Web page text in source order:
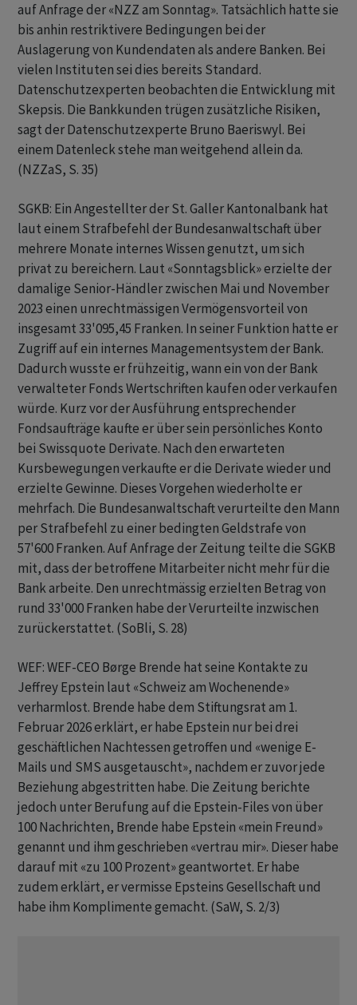
auf Anfrage der «NZZ am Sonntag». Tatsächlich hatte sie
bis anhin restriktivere Bedingungen bei der
Auslagerung von Kundendaten als andere Banken. Bei
vielen Instituten sei dies bereits Standard.
Datenschutzexperten beobachten die Entwicklung mit
Skepsis. Die Bankkunden trügen zusätzliche Risiken,
sagt der Datenschutzexperte Bruno Baeriswyl. Bei
einem Datenleck stehe man weitgehend allein da.
(NZZaS, S. 35)
SGKB: Ein Angestellter der St. Galler Kantonalbank hat
laut einem Strafbefehl der Bundesanwaltschaft über
mehrere Monate internes Wissen genutzt, um sich
privat zu bereichern. Laut «Sonntagsblick» erzielte der
damalige Senior-Händler zwischen Mai und November
2023 einen unrechtmässigen Vermögensvorteil von
insgesamt 33'095,45 Franken. In seiner Funktion hatte er
Zugriff auf ein internes Managementsystem der Bank.
Dadurch wusste er frühzeitig, wann ein von der Bank
verwalteter Fonds Wertschriften kaufen oder verkaufen
würde. Kurz vor der Ausführung entsprechender
Fondsaufträge kaufte er über sein persönliches Konto
bei Swissquote Derivate. Nach den erwarteten
Kursbewegungen verkaufte er die Derivate wieder und
erzielte Gewinne. Dieses Vorgehen wiederholte er
mehrfach. Die Bundesanwaltschaft verurteilte den Mann
per Strafbefehl zu einer bedingten Geldstrafe von
57'600 Franken. Auf Anfrage der Zeitung teilte die SGKB
mit, dass der betroffene Mitarbeiter nicht mehr für die
Bank arbeite. Den unrechtmässig erzielten Betrag von
rund 33'000 Franken habe der Verurteilte inzwischen
zurückerstattet. (SoBli, S. 28)
WEF: WEF-CEO Børge Brende hat seine Kontakte zu
Jeffrey Epstein laut «Schweiz am Wochenende»
verharmlost. Brende habe dem Stiftungsrat am 1.
Februar 2026 erklärt, er habe Epstein nur bei drei
geschäftlichen Nachtessen getroffen und «wenige E-
Mails und SMS ausgetauscht», nachdem er zuvor jede
Beziehung abgestritten habe. Die Zeitung berichte
jedoch unter Berufung auf die Epstein-Files von über
100 Nachrichten, Brende habe Epstein «mein Freund»
genannt und ihm geschrieben «vertrau mir». Dieser habe
darauf mit «zu 100 Prozent» geantwortet. Er habe
zudem erklärt, er vermisse Epsteins Gesellschaft und
habe ihm Komplimente gemacht. (SaW, S. 2/3)